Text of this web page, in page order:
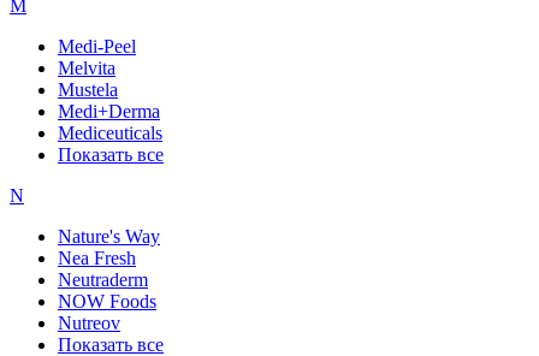
M
Medi-Peel
Melvita
Mustela
Medi+Derma
Mediceuticals
Показать все
N
Nature's Way
Nea Fresh
Neutraderm
NOW Foods
Nutreov
Показать все